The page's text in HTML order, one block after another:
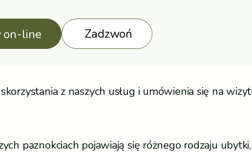
on-line Zadzwoń
z naszych usług i umówienia się na
paznokciach pojawiają się różnego rodzaju